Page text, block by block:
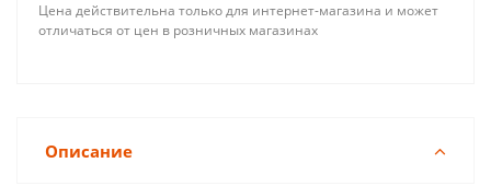
Цена действительна только для интернет-магазина и может
отличаться от цен в розничных магазинах
Описание